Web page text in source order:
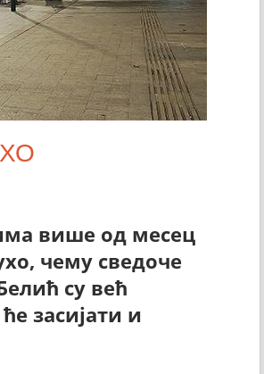
више од месец
чему сведоче
су већ
засијати и